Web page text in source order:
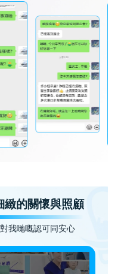
緻的關懷與照顧
我哋嘅認可同安心